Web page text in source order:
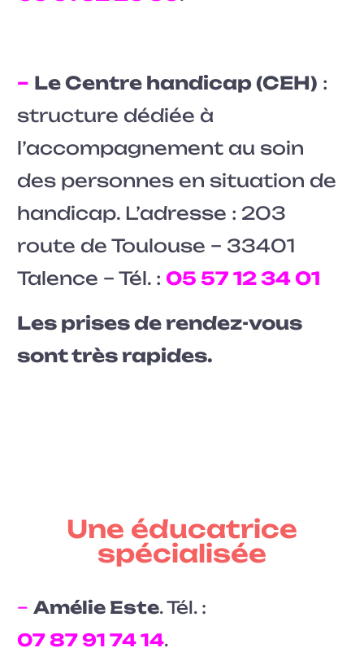
– Le Centre handicap (CEH) :
structure dédiée à
l’accompagnement au soin
des personnes en situation de
handicap. L’adresse : 203
route de Toulouse – 33401
Talence – Tél. : 05 57 12 34 01
Les prises de rendez-vous
sont très rapides.
Une éducatrice
spécialisée
– Amélie Este. Tél. :
07 87 91 74 14.